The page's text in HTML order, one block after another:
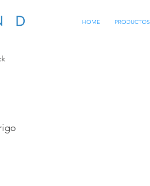
HOME PRODUCTOS